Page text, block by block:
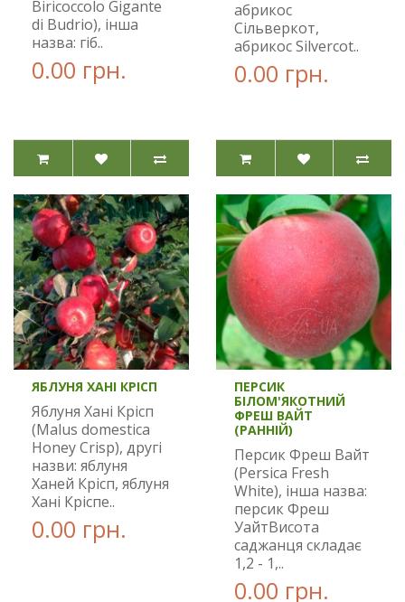
Biricoccolo Gigante
di Budrio), інша
назва: гіб..
0.00 грн.
абрикос
Сільверкот,
абрикос Silvercot..
0.00 грн.
ЯБЛУНЯ ХАНІ КРІСП
Яблуня Хані Крісп
(Malus domestica
Honey Crisp), другі
назви: яблуня
Ханей Крісп, яблуня
Хані Кріспе..
0.00 грн.
ПЕРСИК
БІЛОМ'ЯКОТНИЙ
ФРЕШ ВАЙТ
(РАННІЙ)
Персик Фреш Вайт
(Persica Fresh
White), інша назва:
персик Фреш
УайтВисота
саджанця складає
1,2 - 1,..
0.00 грн.